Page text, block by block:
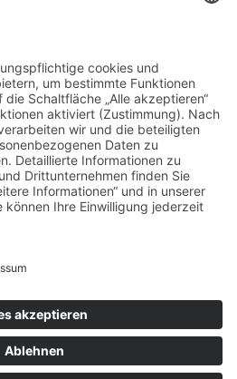
Brixen/St. Andrä
03278460211 Impressum
AGB